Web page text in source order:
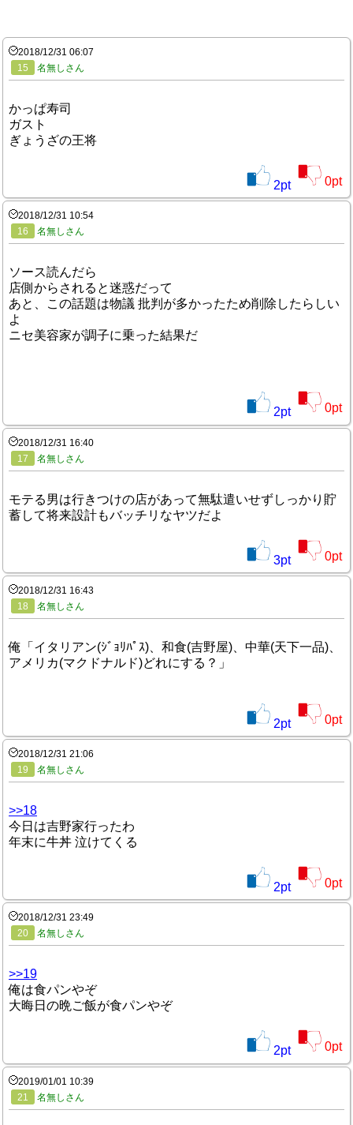
2018/12/31 06:07
15
名無しさん
かっぱ寿司
ガスト
ぎょうざの王将
2pt 0pt
2018/12/31 10:54
16
名無しさん
ソース読んだら
店側からされると迷惑だって
あと、この話題は物議 批判が多かったため削除したらしい
よ
ニセ美容家が調子に乗った結果だ
2pt 0pt
2018/12/31 16:40
17
名無しさん
モテる男は行きつけの店があって無駄遣いせずしっかり貯
蓄して将来設計もバッチリなヤツだよ
3pt 0pt
2018/12/31 16:43
18
名無しさん
俺「イタリアン(ｼﾞｮﾘﾊﾟｽ)、和食(吉野屋)、中華(天下一品)、
アメリカ(マクドナルド)どれにする？」
2pt 0pt
2018/12/31 21:06
19
名無しさん
>>18
今日は吉野家行ったわ
年末に牛丼 泣けてくる
2pt 0pt
2018/12/31 23:49
20
名無しさん
>>19
俺は食パンやぞ
大晦日の晩ご飯が食パンやぞ
2pt 0pt
2019/01/01 10:39
21
名無しさん